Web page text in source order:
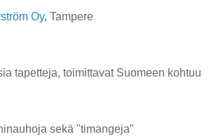
Oy, Tampere
tapetteja, toimittavat Suomeen kohtuu
sekä "timangeja"